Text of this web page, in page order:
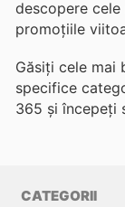
descopere
promoțiile
Găsiți cele mai
specifice
365 și începeți
CATEGORII